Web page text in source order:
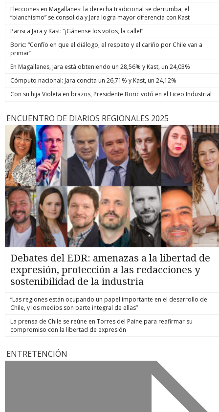
Elecciones en Magallanes: la derecha tradicional se derrumba, el
“bianchismo” se consolida y Jara logra mayor diferencia con Kast
Parisi a Jara y Kast: “¡Gánense los votos, la calle!”
Boric: “Confío en que el diálogo, el respeto y el cariño por Chile van a
primar”
En Magallanes, Jara está obteniendo un 28,56% y Kast, un 24,03%
Cómputo nacional: Jara concita un 26,71% y Kast, un 24,12%
Con su hija Violeta en brazos, Presidente Boric votó en el Liceo Industrial
ENCUENTRO DE DIARIOS REGIONALES 2025
Debates del EDR: amenazas a la libertad de
expresión, protección a las redacciones y
sostenibilidad de la industria
“Las regiones están ocupando un papel importante en el desarrollo de
Chile, y los medios son parte integral de ellas”
La prensa de Chile se reúne en Torres del Paine para reafirmar su
compromiso con la libertad de expresión
ENTRETENCIÓN